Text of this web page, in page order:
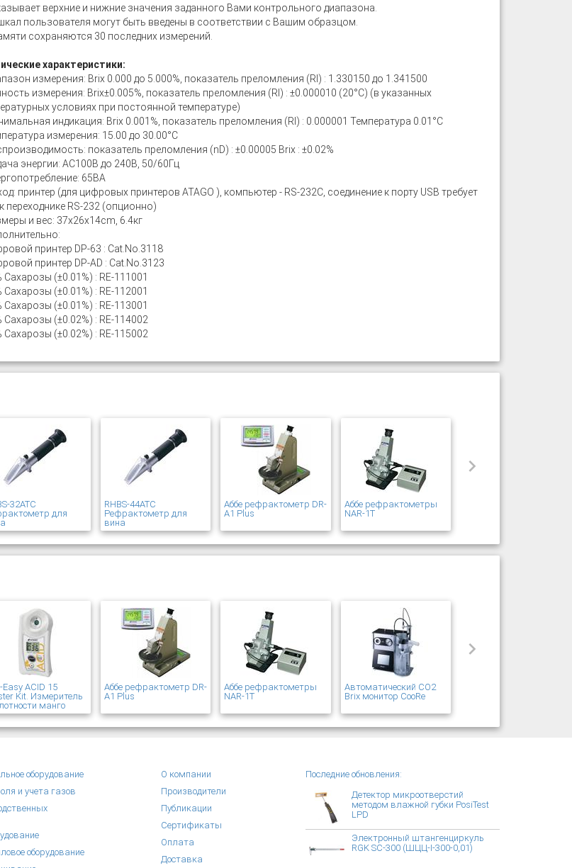
верхние и нижние значения заданного Вами контрольного диапазона.
пользователя могут быть введены в соответствии с Вашим образцом.
сохраняются 30 последних измерений.
характеристики:
измерения: Brix 0.000 до 5.000%, показатель преломления (RI) : 1.330150 до 1.341500
измерения: Brix±0.005%, показатель преломления (RI) : ±0.000010 (20°C) (в указанных
условиях при постоянной температуре)
индикация: Brix 0.001%, показатель преломления (RI) : 0.000001 Температура 0.01°C
измерения: 15.00 до 30.00°C
показатель преломления (nD) : ±0.00005 Brix : ±0.02%
энергии: AC100В до 240В, 50/60Гц
65ВА
принтер (для цифровых принтеров ATAGO ), компьютер - RS-232C, соединение к порту USB требует
переходнике RS-232 (опционно)
и вес: 37х26х14cm, 6.4кг
принтер DP-63 : Cat.No.3118
принтер DP-AD : Cat.No.3123
Сахарозы (±0.01%) : RE-111001
Сахарозы (±0.01%) : RE-112001
Сахарозы (±0.01%) : RE-113001
Сахарозы (±0.02%) : RE-114002
Сахарозы (±0.02%) : RE-115002
32ATC
для
RHBS-44ATC
Рефрактометр для
вина
Аббе рефрактометр DR-
A1 Plus
Аббе рефрактометры
NAR-1T
Easy ACID 15
Kit. Измеритель
манго
Аббе рефрактометр DR-
A1 Plus
Аббе рефрактометры
NAR-1T
Автоматический CO2
Brix монитор CooRe
оборудование
и учета газов
оборудование
О компании
Производители
Публикации
Сертификаты
Оплата
Доставка
Последние обновления:
Детектор микроотверстий
методом влажной губки PosiTest
LPD
Электронный штангенциркуль
RGK SC-300 (ШЦЦ-I-300-0,01)